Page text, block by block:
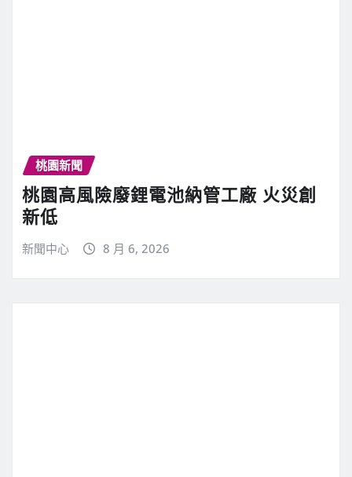
桃園新聞
桃園高風險廢鋰電池納管工廠 火災創
新低
新聞中心 8 月 6, 2026